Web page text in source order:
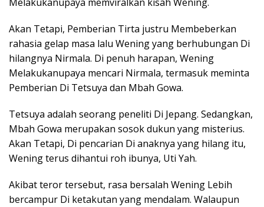
Akan Tetapi, Pemberian Tirta justru Membeberkan
rahasia gelap masa lalu Wening yang berhubungan Di
hilangnya Nirmala. Di penuh harapan, Wening
Melakukanupaya mencari Nirmala, termasuk meminta
Pemberian Di Tetsuya dan Mbah Gowa.
Tetsuya adalah seorang peneliti Di Jepang. Sedangkan,
Mbah Gowa merupakan sosok dukun yang misterius.
Akan Tetapi, Di pencarian Di anaknya yang hilang itu,
Wening terus dihantui roh ibunya, Uti Yah.
Akibat teror tersebut, rasa bersalah Wening Lebih
bercampur Di ketakutan yang mendalam. Walaupun